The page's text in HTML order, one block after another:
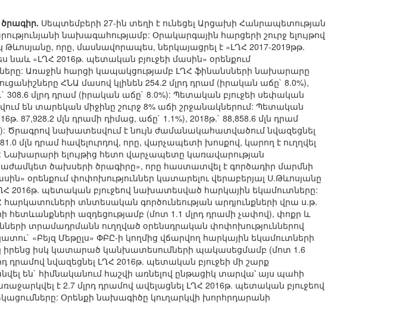
Սեպտեմբերի 27-ին տեղի է ունեցել Արցախի Հանրապետության
նախագահությամբ: Օրակարգային հարցերի շուրջ ելույթով
որը, մասնավորապես, ներկայացրել է «ԼՂՀ 2017-2019թթ.
«ԼՂՀ 2016թ. պետական բյուջեի մասին» օրենքում
Առաջին հարցի կապակցությամբ ԼՂՀ ֆինանսների նախարարը
ՀՆԱ մասով կլինեն 254.2 մլրդ դրամ (իրական աճը` 8.0%),
308.6 մլրդ դրամ (իրական աճը` 8.0%): Պետական բյուջեի սեփական
են տարեկան միջինը շուրջ 8% աճի շրջանակներում: Պետական
87,928.2 մլն դրամի դիմաց, աճը` 1.1%), 2018թ.` 88,858.6 մլն դրամ
Ծրագրով նախատեսվում է նույն ժամանակահատվածում նվազեցնել
մլն դրամ հավելուրդով, որը, վարչապետի խոսքով, կարող է ուղղվել
ելույթից հետո վարչապետը կառավարության
ծախսերի ծրագիրը», որը հաստատվել է գործադիր մարմնի
օրենքում փոփոխություններ կատարելու վերաբերյալ Ս.Թևոսյանը
2016թ. պետական բյուջեով նախատեսված հարկային եկամուտները:
տնտեսական գործունեության արդյունքների վրա ս.թ.
հետևանքների ազդեցությամբ (մոտ 1.1 մլրդ դրամի չափով), փոքր և
տրամադրմանն ուղղված օրենսդրական փոփոխություններով
«Բեյզ Մեթըլս» ՓԲԸ-ի կողմից վճարվող հարկային եկամուտների
իրենց իսկ կատարած կանխատեսումների պակասեցմամբ (մոտ 1.6
նվազեցնել ԼՂՀ 2016թ. պետական բյուջեի մի շարք
են` հիմնականում հաշվի առնելով ընթացիկ տարվա՝ այս պահի
է 2.7 մլրդ դրամով ավելացնել ԼՂՀ 2016թ. պետական բյուջեով
Օրենքի նախագիծը կուղարկվի խորհրդարանի